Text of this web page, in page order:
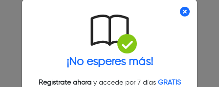
¡No esperes más!
Regístrate ahoray accede por 7 días GRATIS